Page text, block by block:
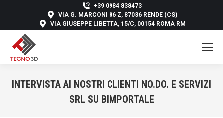
+39 0984 838473
VIA G. MARCONI 86 Z, 87036 RENDE (CS)
VIA GIUSEPPE LIBETTA, 15/C, 00154 ROMA RM
INTERVISTA AI NOSTRI CLIENTI NO.DO. E SERVIZI
SRL SU BIMPORTALE